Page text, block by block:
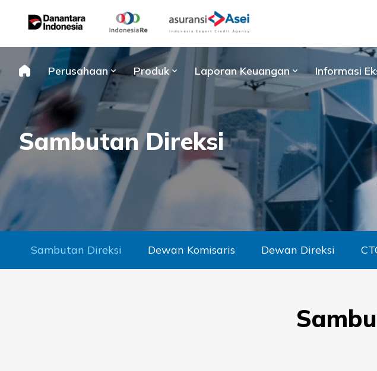
content
Perusahaan Produk Laporan Keuangan Informasi
Sambutan Direksi
Sambutan Direksi Dewan Komisaris Dewan Direksi